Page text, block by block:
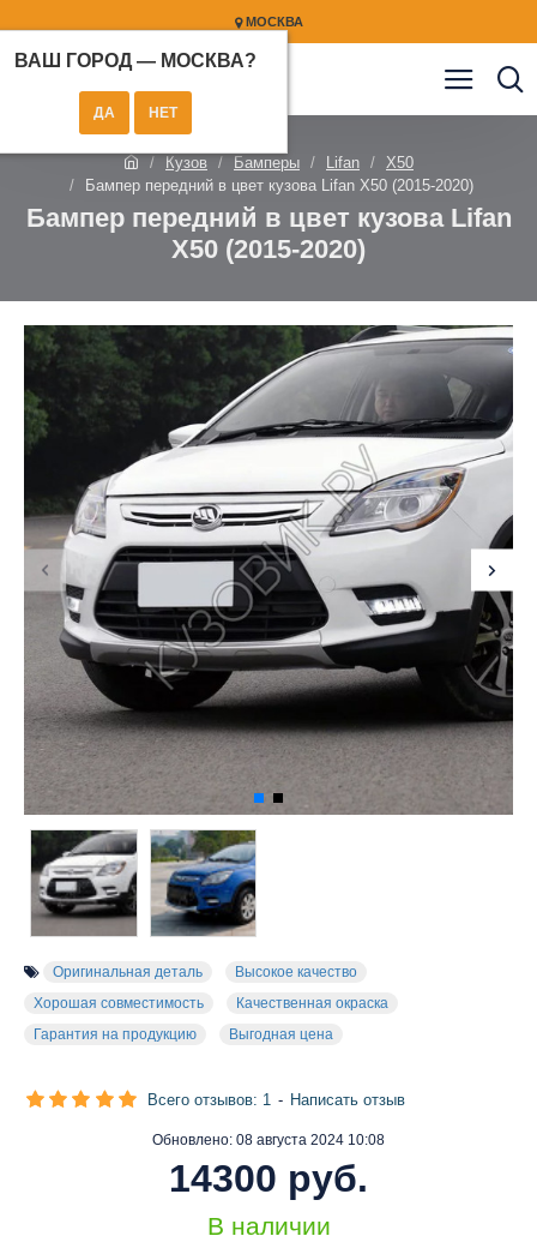
МОСКВА
ВАШ ГОРОД — МОСКВА?
Кузов Бамперы Lifan
X50
Бампер передний в цвет кузова Lifan X50 (2015-2020)
Бампер передний в цвет кузова Lifan
X50 (2015-2020)
Оригинальная деталь
Высокое качество
Хорошая совместимость
Качественная окраска
Гарантия на продукцию
Выгодная цена
Обновлено: 08 августа 2024 10:08
В наличии
Всего отзывов: 1 - Написать отзыв
14300 руб.